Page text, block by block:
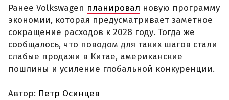
Ранее Volkswagen планировал новую программу
экономии, которая предусматривает заметное
сокращение расходов к 2028 году. Тогда же
сообщалось, что поводом для таких шагов стали
слабые продажи в Китае, американские
пошлины и усиление глобальной конкуренции.
Автор: Петр Осинцев